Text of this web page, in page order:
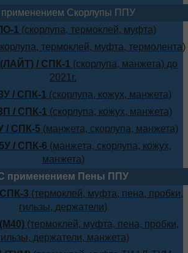
Скорлупы ППУ
1 (скорлупа, термоклей, муфта)
термоклей, муфта, термолента)
/ СПК-1 (скорлупа, манжета) до
2021г.
/ СПК-1 (скорлупа, кожух, манжета)
/ СПК-1 (скорлупа, кожух, манжета)
/ СПК-5 (манжета, скорлупа, манжета)
/ СПК-6 (манжета, скорлупа, кожух,
манжета)
применением Пены ППУ
3 (термоклей, муфта, пена, пробки,
гильзы, держатели)
(термоклей, муфта, пена, пробки,
держатели, манжета)